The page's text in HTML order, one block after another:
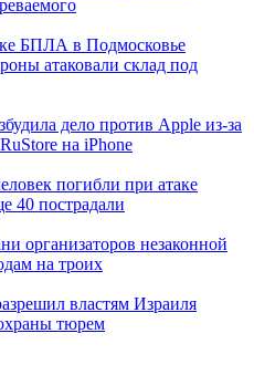
БПЛА в Подмосковье
атаковали склад под
дело против Apple из-за
на iPhone
погибли при атаке
пострадали
организаторов незаконной
на троих
властям Израиля
тюрем